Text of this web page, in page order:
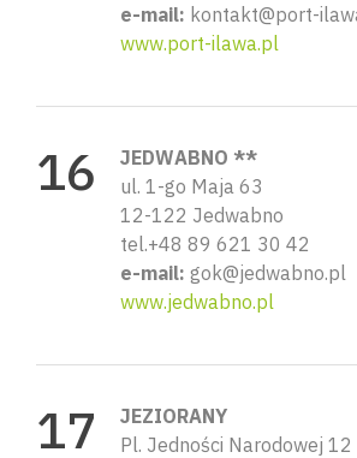
e-mail: kontakt@port-
www.port-ilawa.pl
JEDWABNO **
ul. 1-go Maja 63
12-122 Jedwabno
tel.+48 89 621 30 42
e-mail: gok@jedwabno.pl
www.jedwabno.pl
JEZIORANY
Pl. Jedności Narodowej 12